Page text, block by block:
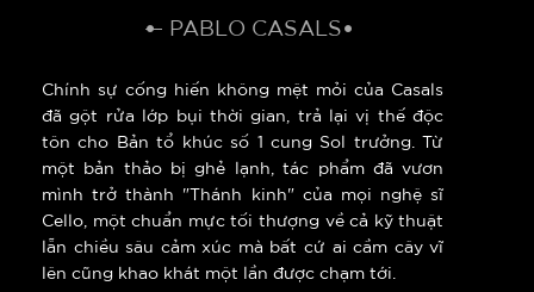
— PABLO CASALS
Chính sự cống hiến không mệt mỏi của Casals
đã gột rửa lớp bụi thời gian, trả lại vị thế độc
tôn cho Bản tổ khúc số 1 cung Sol trưởng. Từ
một bản thảo bị ghẻ lạnh, tác phẩm đã vươn
mình trở thành "Thánh kinh" của mọi nghệ sĩ
Cello, một chuẩn mực tối thượng về cả kỹ thuật
lẫn chiều sâu cảm xúc mà bất cứ ai cầm cây vĩ
lên cũng khao khát một lần được chạm tới.